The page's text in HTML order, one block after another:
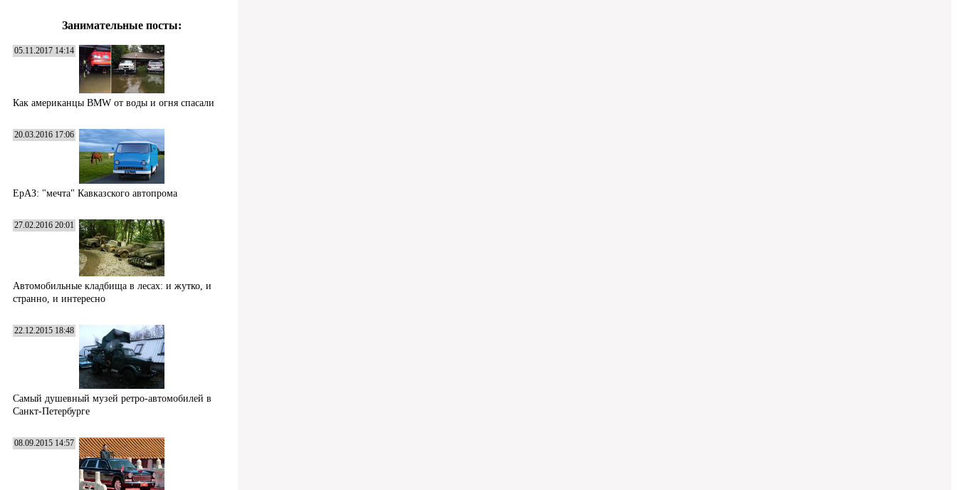
Занимательные посты:
05.11.2017 14:14
Как американцы BMW от воды и огня спасали
20.03.2016 17:06
ЕрАЗ: "мечта" Кавказского автопрома
27.02.2016 20:01
Автомобильные кладбища в лесах: и жутко, и
странно, и интересно
22.12.2015 18:48
Самый душевный музей ретро-автомобилей в
Санкт-Петербурге
08.09.2015 14:57